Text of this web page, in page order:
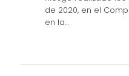
de 2020, en el
en la…